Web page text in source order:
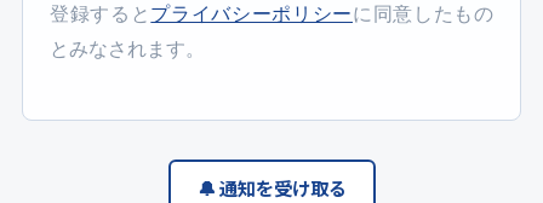
登録すると プライバシーポリシーに同意したもの
とみなされます。
🔔 通知を受け取る